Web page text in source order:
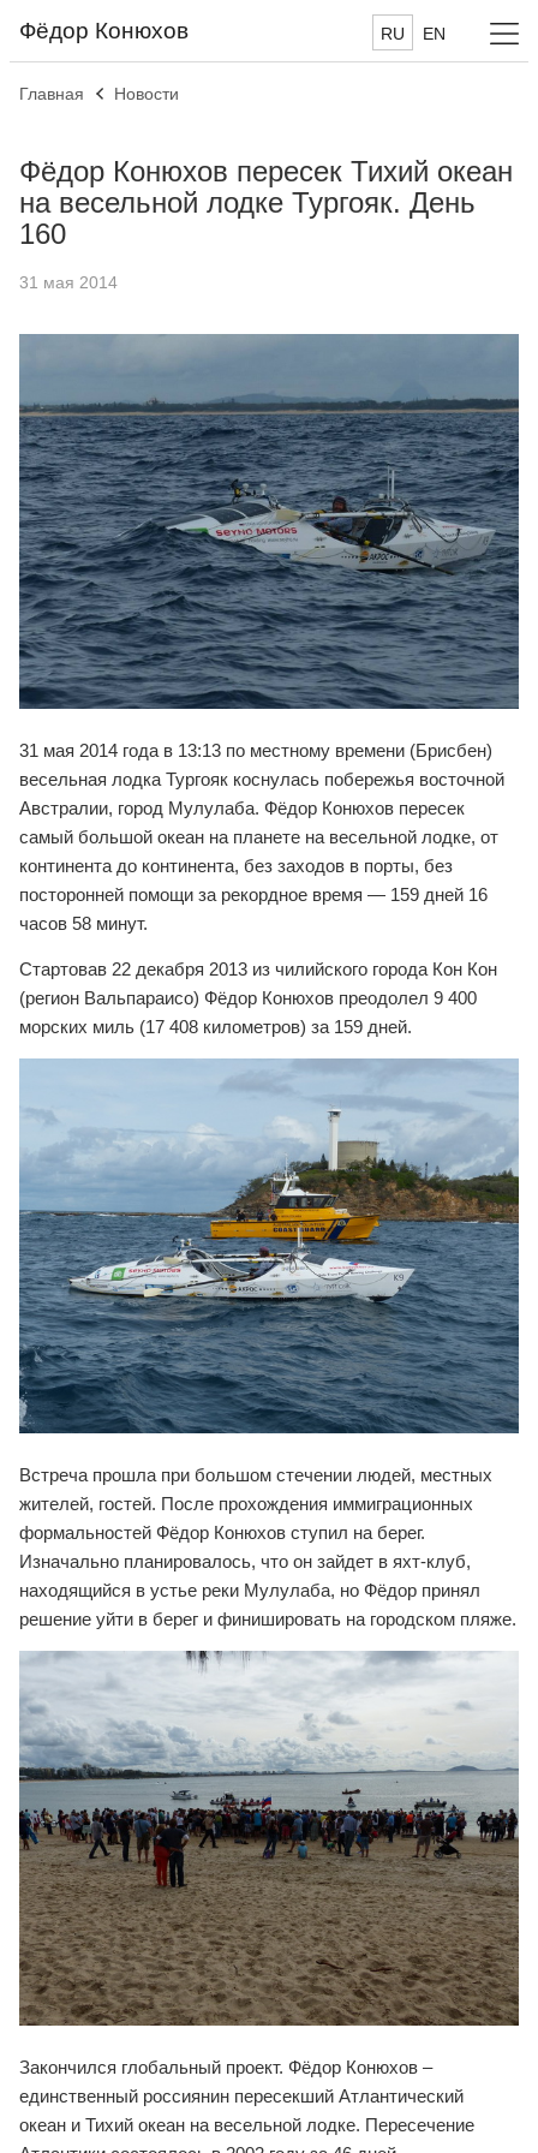
Фёдор Конюхов RU EN
Главная Новости
Фёдор Конюхов пересек Тихий океан
на весельной лодке Тургояк. День
160
31 мая 2014
31 мая 2014 года в 13:13 по местному времени (Брисбен)
весельная лодка Тургояк коснулась побережья восточной
Австралии, город Мулулаба. Фёдор Конюхов пересек
самый большой океан на планете на весельной лодке, от
континента до континента, без заходов в порты, без
посторонней помощи за рекордное время — 159 дней 16
часов 58 минут.
Стартовав 22 декабря 2013 из чилийского города Кон Кон
(регион Вальпараисо) Фёдор Конюхов преодолел 9 400
морских миль (17 408 километров) за 159 дней.
Встреча прошла при большом стечении людей, местных
жителей, гостей. После прохождения иммиграционных
формальностей Фёдор Конюхов ступил на берег.
Изначально планировалось, что он зайдет в яхт-клуб,
находящийся в устье реки Мулулаба, но Фёдор принял
решение уйти в берег и финишировать на городском пляже.
Закончился глобальный проект. Фёдор Конюхов –
единственный россиянин пересекший Атлантический
океан и Тихий океан на весельной лодке. Пересечение